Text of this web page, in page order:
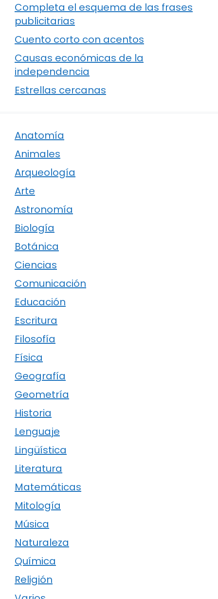
Completa el esquema de las frases
publicitarias
Cuento corto con acentos
Causas económicas de la
independencia
Estrellas cercanas
Anatomía
Animales
Arqueología
Arte
Astronomía
Biología
Botánica
Ciencias
Comunicación
Educación
Escritura
Filosofía
Física
Geografía
Geometría
Historia
Lenguaje
Lingüística
Literatura
Matemáticas
Mitología
Música
Naturaleza
Química
Religión